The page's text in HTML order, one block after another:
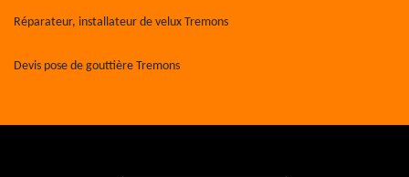
Réparateur, installateur de velux Tremons
Devis pose de gouttière Tremons